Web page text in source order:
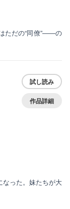
ただの“同僚”――の
試し読み
作品詳細
なった。妹たちが大